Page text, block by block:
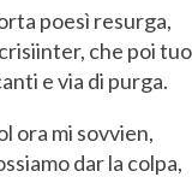
poesì resurga,
che poi
e via di purga.
ora mi sovvien,
dar la colpa,